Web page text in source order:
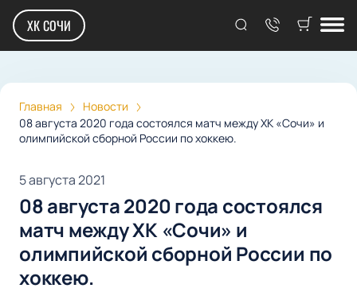
ХК СОЧИ
Главная
Новости
08 августа 2020 года состоялся матч между ХК «Сочи» и
олимпийской сборной России по хоккею.
5 августа 2021
08 августа 2020 года состоялся
матч между ХК «Сочи» и
олимпийской сборной России по
хоккею.